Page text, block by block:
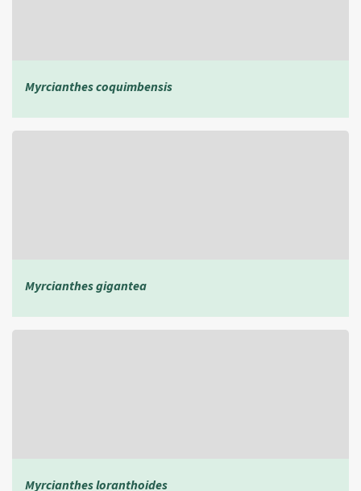
Myrcianthes coquimbensis
Myrcianthes gigantea
Myrcianthes loranthoides